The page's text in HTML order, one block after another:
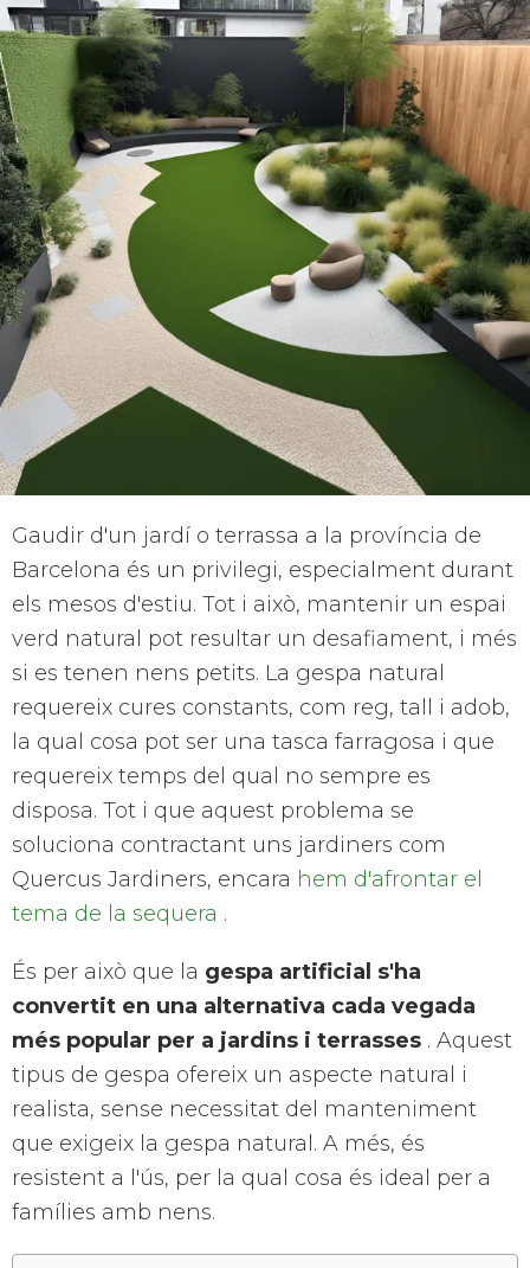
Gaudir d'un jardí o terrassa a la província de
Barcelona és un privilegi, especialment durant
els mesos d'estiu. Tot i això, mantenir un espai
verd natural pot resultar un desafiament, i més
si es tenen nens petits. La gespa natural
requereix cures constants, com reg, tall i adob,
la qual cosa pot ser una tasca farragosa i que
requereix temps del qual no sempre es
disposa. Tot i que aquest problema se
soluciona contractant uns jardiners com
Quercus Jardiners, encara hem d'afrontar el
tema de la sequera .
És per això que la gespa artificial s'ha
convertit en una alternativa cada vegada
més popular per a jardins i terrasses . Aquest
tipus de gespa ofereix un aspecte natural i
realista, sense necessitat del manteniment
que exigeix ​​la gespa natural. A més, és
resistent a l'ús, per la qual cosa és ideal per a
famílies amb nens.